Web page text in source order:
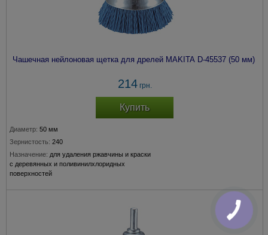
Чашечная нейлоновая щетка для дрелей MAKITA D-45537 (50 мм)
214грн.
Купить
Диаметр: 50 мм
Зернистость: 240
Назначение: для удаления ржавчины и краски
с деревянных и поливинилхлоридных
поверхностей